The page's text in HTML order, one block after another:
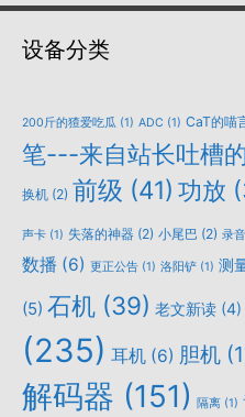
设备分类
200斤的猹爱吃瓜 (1) ADC (1) CaT的喵
笔---来自站长吐槽
换机 (2) 前级 (41) 功放
声卡 (1) 失落的神器 (2) 小尾巴 (2) 录音
数播 (6) 更正公告 (1) 洛阳铲 (1) 测
(5) 石机 (39) 老文新读 (4)
(235) 耳机 (6) 胆机
解码器 (151) 隔离 (1)